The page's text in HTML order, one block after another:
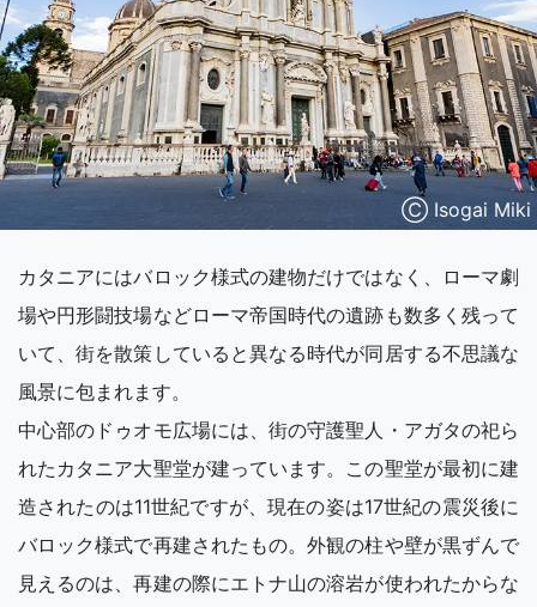
Ⓒ Isogai Miki
カタニアにはバロック様式の建物だけではなく、ローマ劇
場や円形闘技場などローマ帝国時代の遺跡も数多く残って
いて、街を散策していると異なる時代が同居する不思議な
風景に包まれます。
中心部のドゥオモ広場には、街の守護聖人・アガタの祀ら
れたカタニア大聖堂が建っています。この聖堂が最初に建
造されたのは11世紀ですが、現在の姿は17世紀の震災後に
バロック様式で再建されたもの。外観の柱や壁が黒ずんで
見えるのは、再建の際にエトナ山の溶岩が使われたからな